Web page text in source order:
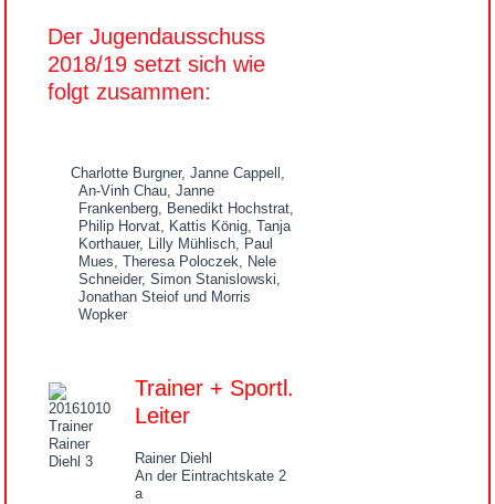
Der Jugendausschuss
2018/19 setzt sich wie
folgt zusammen:
Charlotte Burgner, Janne Cappell,
An-Vinh Chau, Janne
Frankenberg, Benedikt Hochstrat,
Philip Horvat, Kattis König, Tanja
Korthauer, Lilly Mühlisch, Paul
Mues, Theresa Poloczek, Nele
Schneider, Simon Stanislowski,
Jonathan Steiof und Morris
Wopker
Trainer + Sportl.
Leiter
Rainer Diehl
An der Eintrachtskate 2
a